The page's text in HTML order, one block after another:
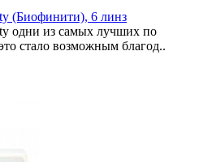
(Биофинити), 6 линз
одни из самых лучших по
стало возможным благод..